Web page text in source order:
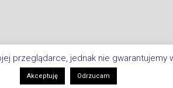
Copyright © 2026 Biblioteka
przeglądarce, jednak nie gwarantujemy
Akceptuję Odrzucam